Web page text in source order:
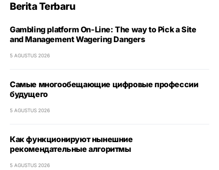
Berita Terbaru
Gambling platform On-Line: The way to Pick a Site
and Management Wagering Dangers
5 AGUSTUS 2026
Самые многообещающие цифровые профессии
будущего
5 AGUSTUS 2026
Как функционируют нынешние
рекомендательные алгоритмы
5 AGUSTUS 2026